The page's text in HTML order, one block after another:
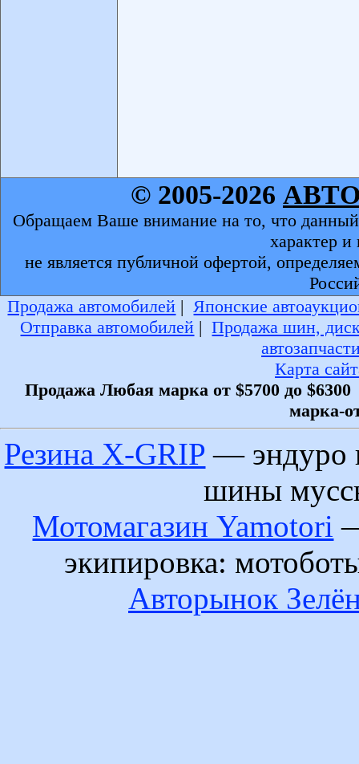
© 2005-2026
Обращаем Ваше внимание на то, что
характер
не является публичной офертой,
Продажа автомобилей |Японские
Отправка автомобилей |Продажа шин,
Карта
Продажа Любая марка от $5700 до $6300
марка-
Резина X-GRIP — эндуро
шины
Мотомагазин Yamotori
экипировка:
Авторынок